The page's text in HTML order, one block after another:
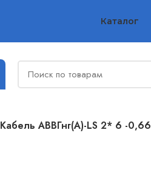
Каталог
Кабель АВВГнг(А)-LS 2* 6 -0,66